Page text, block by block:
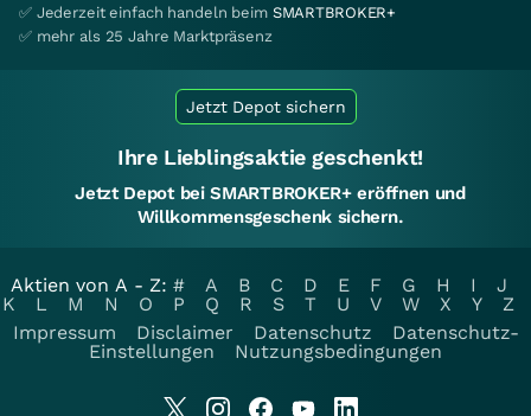
✅ Jederzeit einfach handeln beim SMARTBROKER+
✅ mehr als 25 Jahre Marktpräsenz
Jetzt Depot sichern
Ihre Lieblingsaktie geschenkt!
Jetzt Depot bei SMARTBROKER+ eröffnen und
Willkommensgeschenk sichern.
Aktien von A - Z: # A B C D E F G H I
J
K
L M N O P Q R S T U V W X Y
Z
Impressum
Disclaimer Datenschutz
Datenschutz-
Einstellungen
Nutzungsbedingungen